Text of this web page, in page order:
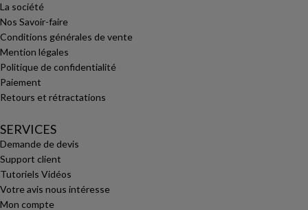
La société
Nos Savoir-faire
Conditions générales de vente
Mention légales
Politique de confidentialité
Paiement
Retours et rétractations
SERVICES
Demande de devis
Support client
Tutoriels Vidéos
Votre avis nous intéresse
Mon compte